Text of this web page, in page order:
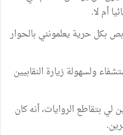
أم لا.
بكل حرية يعلمونني بالحوار
ولسهولة زيارة النقابيين
بتقاطع الروايات، أنه كان